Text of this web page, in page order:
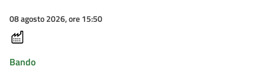
08 agosto 2026, ore 15:50
Bando